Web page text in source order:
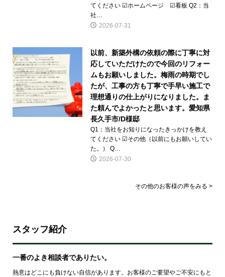
てください ☑ホームページ ☑看板 Q2：当
社…
2026-07-31
以前、新築外構の依頼の際に丁寧に対
応していただけたので今回のリフォー
ムもお願いしました。梅雨の時期でし
たが、工事の方も丁寧で手早い施工で
理想通りの仕上がりになりました。ま
た頼んでよかったと思います。愛知県
長久手市/D様邸
Q1：当社をお知りになったきっかけを教え
てください ☑その他（以前にもお願いしてい
た。） Q…
2026-07-30
その他のお客様の声をみる >
スタッフ紹介
一番のよき相談者でありたい。
熱意はどこにも負けない自信があります。お客様のご要望やご不安にもと